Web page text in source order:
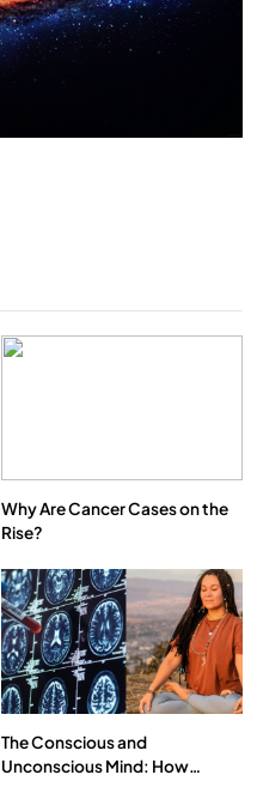
Why Are Cancer Cases on the
Rise?
The Conscious and
Unconscious Mind: How